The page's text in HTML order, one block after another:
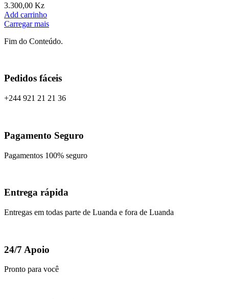
3.300,00 Kz
Add carrinho
Carregar mais
Fim do Conteúdo.
Pedidos fáceis
+244 921 21 21 36
Pagamento Seguro
Pagamentos 100% seguro
Entrega rápida
Entregas em todas parte de Luanda e fora de Luanda
24/7 Apoio
Pronto para você